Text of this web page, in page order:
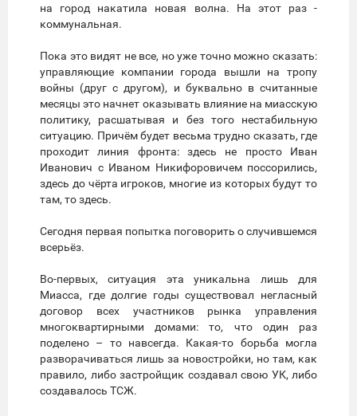
на город накатила новая волна. На этот раз -
коммунальная.
Пока это видят не все, но уже точно можно сказать:
управляющие компании города вышли на тропу
войны (друг с другом), и буквально в считанные
месяцы это начнет оказывать влияние на миасскую
политику, расшатывая и без того нестабильную
ситуацию. Причём будет весьма трудно сказать, где
проходит линия фронта: здесь не просто Иван
Иванович с Иваном Никифоровичем поссорились,
здесь до чёрта игроков, многие из которых будут то
там, то здесь.
Сегодня первая попытка поговорить о случившемся
всерьёз.
Во-первых, ситуация эта уникальна лишь для
Миасса, где долгие годы существовал негласный
договор всех участников рынка управления
многоквартирными домами: то, что один раз
поделено – то навсегда. Какая-то борьба могла
разворачиваться лишь за новостройки, но там, как
правило, либо застройщик создавал свою УК, либо
создавалось ТСЖ.